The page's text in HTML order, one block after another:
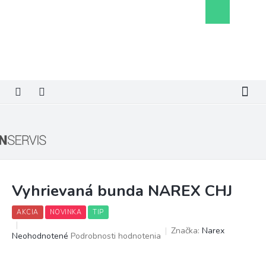
košík
Vyhrievaná bunda NAREX CHJ
AKCIA NOVINKA TIP
Priemerné
Neohodnotené Podrobnosti hodnotenia Značka: Narex